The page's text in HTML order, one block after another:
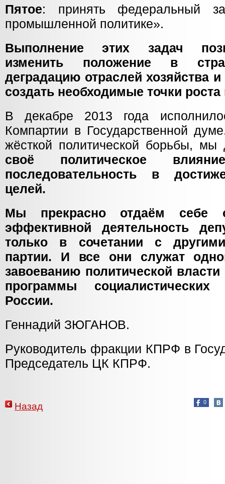
Пятое: принять федеральный
промышленной политике».
Выполнение этих задач
изменить положение в
деградацию отраслей хозяйства
создать необходимые точки
В декабре 2013 года
Компартии в Государственной
жёсткой политической борьбы, мы
своё политическое
последовательность в
целей.
Мы прекрасно отдаём себе
эффективной деятельность
только в сочетании с
партии. И все они служат
завоеванию политической
программы
России.
Геннадий ЗЮГАНОВ.
Руководитель фракции КПРФ в
Председатель ЦК КПРФ.
0
Назад